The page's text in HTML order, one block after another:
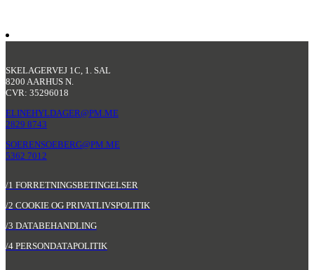
SKELAGERVEJ 1C, 1. SAL
8200 AARHUS N.
CVR: 35296018
ELINEHYLDAGER@PM.ME
2829 8743
SOERENSOEBERG@PM.ME
5362 7012
/1 FORRETNINGSBETINGELSER
/2 COOKIE OG PRIVATLIVSPOLITIK
/3 DATABEHANDLING
/4 PERSONDATAPOLITIK